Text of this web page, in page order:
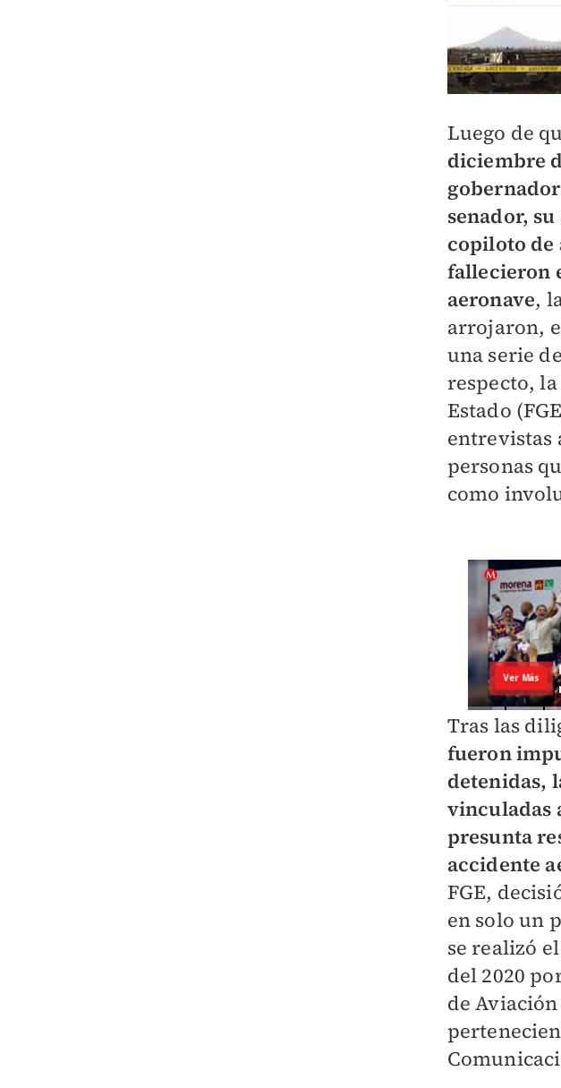
Luego de
diciembre
senador,
copiloto de
fallecieron
aeronave,
arrojaron,
una serie
respecto,
Estado
entrevistas
personas
como
Tras las
fueron
detenidas,
vinculadas
presunta
accidente
FGE,
en solo un
se realizó
del 2020
de Aviación